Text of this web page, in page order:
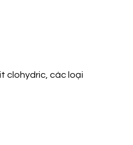
clohydric, các loại